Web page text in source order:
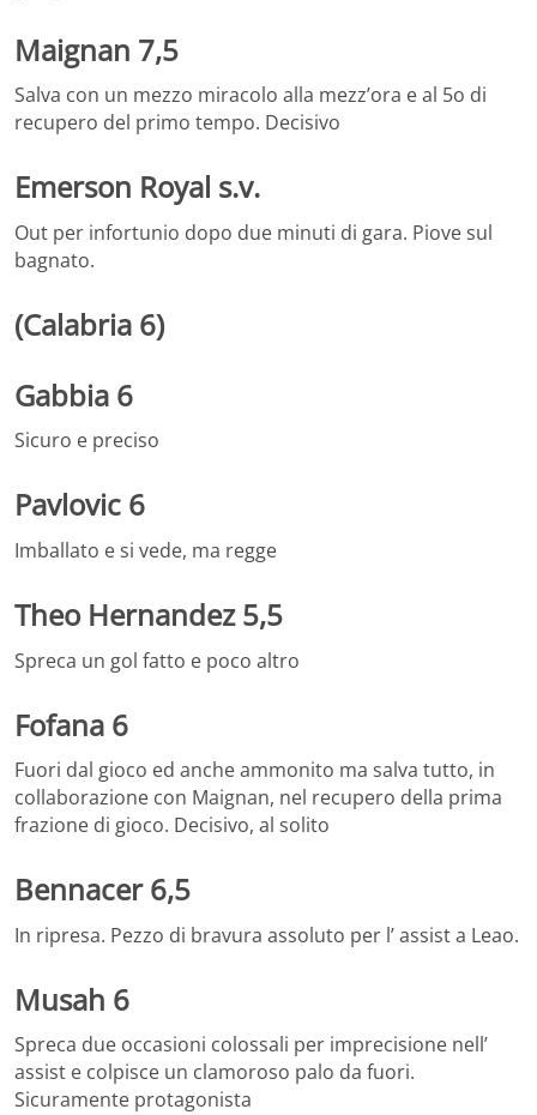
Maignan 7,5
Salva con un mezzo miracolo alla mezz’ora e al 5o di
recupero del primo tempo. Decisivo
Emerson Royal s.v.
Out per infortunio dopo due minuti di gara. Piove sul
bagnato.
(Calabria 6)
Gabbia 6
Sicuro e preciso
Pavlovic 6
Imballato e si vede, ma regge
Theo Hernandez 5,5
Spreca un gol fatto e poco altro
Fofana 6
Fuori dal gioco ed anche ammonito ma salva tutto, in
collaborazione con Maignan, nel recupero della prima
frazione di gioco. Decisivo, al solito
Bennacer 6,5
In ripresa. Pezzo di bravura assoluto per l’ assist a Leao.
Musah 6
Spreca due occasioni colossali per imprecisione nell’
assist e colpisce un clamoroso palo da fuori.
Sicuramente protagonista